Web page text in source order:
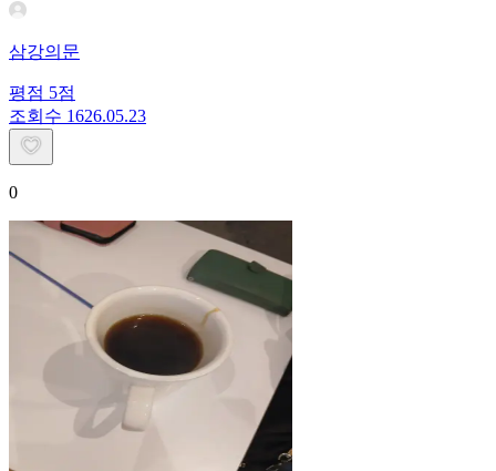
삼강의문
평점 5점
조회수 1626.05.23
0